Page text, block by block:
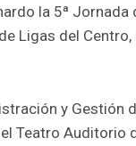
la 5ª Jornada
Ligas del Centro,
y Gestión
Teatro Auditorio